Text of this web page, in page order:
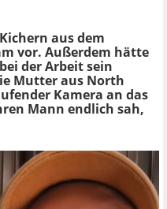
aus dem
vor. Außerdem hätte
der Arbeit sein
Mutter aus North
Kamera an das
Mann endlich sah,